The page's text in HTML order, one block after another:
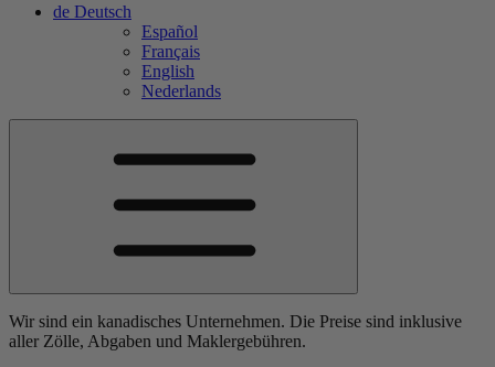
de Deutsch
Español
Français
English
Nederlands
Wir sind ein kanadisches Unternehmen. Die Preise sind inklusive
aller Zölle, Abgaben und Maklergebühren.